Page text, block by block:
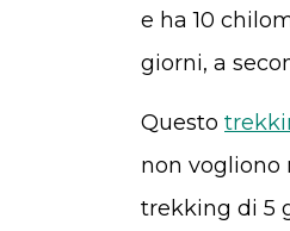
e ha 10
giorni, a
Questo
non vogliono
trekking di 5